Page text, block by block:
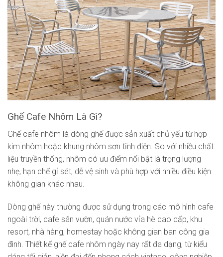
Ghế Cafe Nhôm Là Gì?
Ghế cafe nhôm là dòng ghế được sản xuất chủ yếu từ hợp
kim nhôm hoặc khung nhôm sơn tĩnh điện. So với nhiều chất
liệu truyền thống, nhôm có ưu điểm nổi bật là trọng lượng
nhẹ, hạn chế gỉ sét, dễ vệ sinh và phù hợp với nhiều điều kiện
không gian khác nhau.
Dòng ghế này thường được sử dụng trong các mô hình cafe
ngoài trời, cafe sân vườn, quán nước vỉa hè cao cấp, khu
resort, nhà hàng, homestay hoặc không gian ban công gia
đình. Thiết kế ghế cafe nhôm ngày nay rất đa dạng, từ kiểu